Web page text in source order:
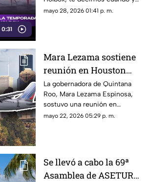
0:31
cómo disfrutar de esta
mayo 28, 2026 01:41 p. m.
Mara Lezama sostiene
reunión en Houston
para fortalecer las
alianzas con el Caribe
Mexicano
La gobernadora de Quintana
Roo, Mara Lezama Espinosa,
sostuvo una reunión en
Houston para fortalecer las
mayo 22, 2026 05:29 p. m.
Se llevó a cabo la 69ª
Asamblea de ASETUR